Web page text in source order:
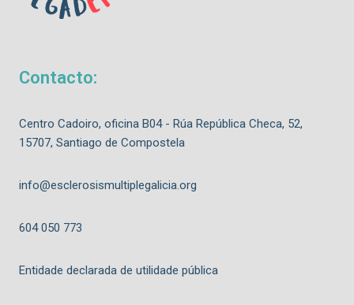
Contacto:
Centro Cadoiro, oficina B04 - Rúa República Checa, 52,
15707, Santiago de Compostela
info@esclerosismultiplegalicia.org
604 050 773
Entidade declarada de utilidade pública